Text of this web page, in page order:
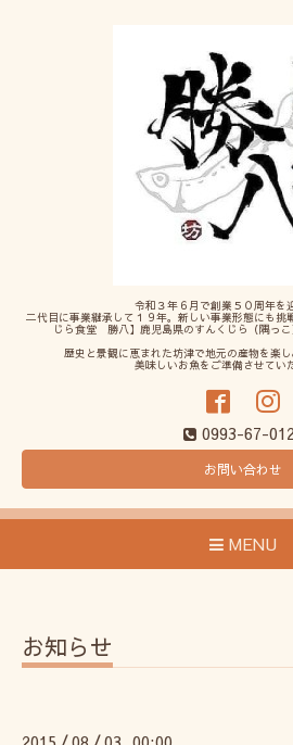
令和３年６月で創業５０周年を
二代目に事業継承して１９年。新しい事業形態にも
じら食堂 勝八】鹿児島県のすんくじら（隅っこ
歴史と景観に恵まれた坊津で地元の産物を楽
美味しいお魚をご準備させてい
0993-67-
お問い合わせ
MENU
お知らせ
/ /